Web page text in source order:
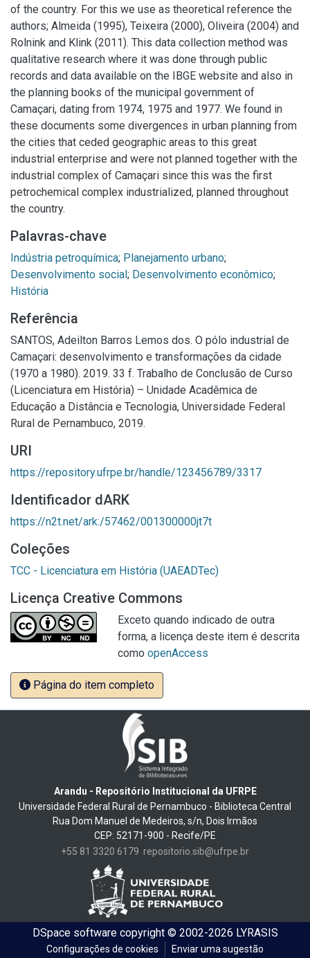
of the country. For this we use as theoretical reference the
authors; Almeida (1995), Teixeira (2000), Oliveira (2004) and
Rolnink and Klink (2011). This data collection method was
qualitative research where it was done through public
records and data available on the IBGE website and also in
the planning books of the municipal government of
Camaçari, dating from 1974, 1975 and 1977. We found in
these documents some divergences in urban planning from
the cities that ceded geographic areas to this great
industrial enterprise and were not planned together with the
industrial complex of Camaçari since this was the first
petrochemical complex industrialized, planned throughout
the country.
Palavras-chave
Indústria petroquímica; Planejamento urbano;
Desenvolvimento social; Desenvolvimento econômico;
História
Referência
SANTOS, Adeilton Barros Lemos dos. O pólo industrial de
Camaçari: desenvolvimento e transformações da cidade
(1970 a 1980). 2019. 33 f. Trabalho de Conclusão de Curso
(Licenciatura em História) – Unidade Acadêmica de
Educação a Distância e Tecnologia, Universidade Federal
Rural de Pernambuco, 2019.
URI
https://repository.ufrpe.br/handle/123456789/3317
Identificador dARK
https://n2t.net/ark:/57462/001300000jt7t
Coleções
TCC - Licenciatura em História (UAEADTec)
Licença Creative Commons
Exceto quando indicado de outra
forma, a licença deste item é descrita
como openAccess
Página do item completo
Arandu - Repositório Institucional da UFRPE
Universidade Federal Rural de Pernambuco - Biblioteca Central
Rua Dom Manuel de Medeiros, s/n, Dois Irmãos
CEP: 52171-900 - Recife/PE
+55 81 3320 6179 repositorio.sib@ufrpe.br
DSpace softwarecopyright © 2002-2026 LYRASIS
Configurações de cookies Enviar uma sugestão